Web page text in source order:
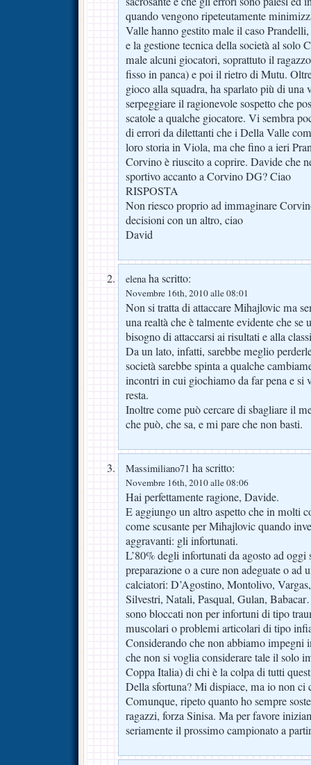
quando vengono ripeteutamente
Valle hanno gestito male il caso
e la gestione tecnica della società al solo
male alcuni giocatori, soprattuto il
fisso in panca) e poi il rietro di Mutu.
gioco alla squadra, ha sparlato più di una
serpeggiare il ragionevole sospetto che
scatole a qualche giocatore. Vi sembra
di errori da dilettanti che i Della Valle
loro storia in Viola, ma che fino a ieri
Corvino è riuscito a coprire. Davide che
sportivo accanto a Corvino DG? Ciao
RISPOSTA
Non riesco proprio ad immaginare
decisioni con un altro, ciao
David
elenaha scritto:
Novembre 16th, 2010 alle 08:01
Non si tratta di attaccare Mihajlovic ma
una realtà che è talmente evidente che se
bisogno di attaccarsi ai risultati e alla
Da un lato, infatti, sarebbe meglio
società sarebbe spinta a qualche
incontri in cui giochiamo da far pena e si
resta.
Inoltre come può cercare di sbagliare il
che può, che sa, e mi pare che non basti.
Massimiliano71 ha scritto:
Novembre 16th, 2010 alle 08:06
Hai perfettamente ragione, Davide.
E aggiungo un altro aspetto che in molti
come scusante per Mihajlovic quando
aggravanti: gli infortunati.
L’80% degli infortunati da agosto ad
preparazione o a cure non adeguate o ad
calciatori: D’Agostino, Montolivo,
Silvestri, Natali, Pasqual, Gulan,
sono bloccati non per infortuni di tipo
muscolari o problemi articolari di tipo
Considerando che non abbiamo impegni
che non si voglia considerare tale il solo
Coppa Italia) di chi è la colpa di tutti
Della sfortuna? Mi dispiace, ma io non ci
Comunque, ripeto quanto ho sempre
ragazzi, forza Sinisa. Ma per favore
seriamente il prossimo campionato a